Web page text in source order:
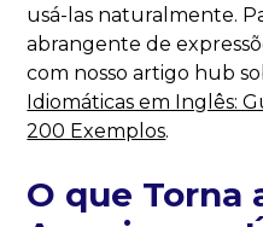
usá-las naturalmente.
abrangente de
com nosso artigo hub
Idiomáticas em Inglês:
200 Exemplos.
O que Torna